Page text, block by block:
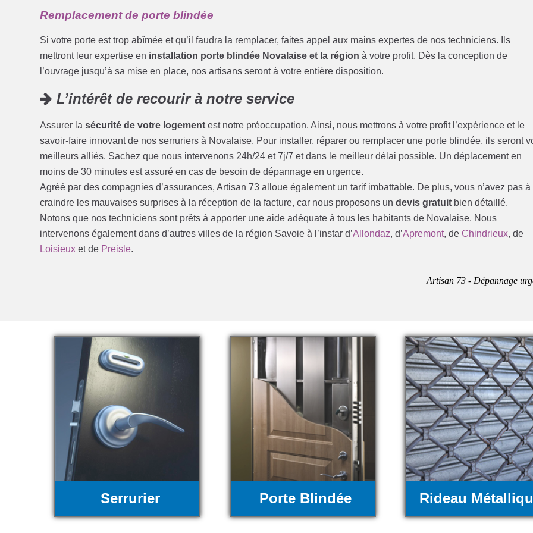
Remplacement de porte blindée
Si votre porte est trop abîmée et qu’il faudra la remplacer, faites appel aux mains expertes de nos techniciens. Ils
mettront leur expertise en installation porte blindée Novalaise et la région à votre profit. Dès la conception de
l’ouvrage jusqu’à sa mise en place, nos artisans seront à votre entière disposition.
L’intérêt de recourir à notre service
Assurer lasécurité de votre logement est notre préoccupation. Ainsi, nous mettrons à votre profit l’expérience et le
savoir-faire innovant de nos serruriers à Novalaise. Pour installer, réparer ou remplacer une porte blindée, ils seront
meilleurs alliés. Sachez que nous intervenons 24h/24 et 7j/7 et dans le meilleur délai possible. Un déplacement en
moins de 30 minutes est assuré en cas de besoin de dépannage en urgence.
Agréé par des compagnies d’assurances, Artisan 73 alloue également un tarif imbattable. De plus, vous n’avez pas à
craindre les mauvaises surprises à la réception de la facture, car nous proposons undevis gratuit bien détaillé.
Notons que nos techniciens sont prêts à apporter une aide adéquate à tous les habitants de Novalaise. Nous
intervenons également dans d’autres villes de la région Savoie à l’instar d’Allondaz, d’Apremont, deChindrieux, de
Loisieux et de Preisle.
Artisan 73 - Dépannage
Serrurier Porte Blindée Rideau